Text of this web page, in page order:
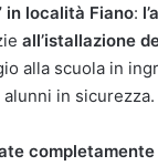
in località Fiano:
all’istallazione
alla scuola in
alunni in sicurezza.